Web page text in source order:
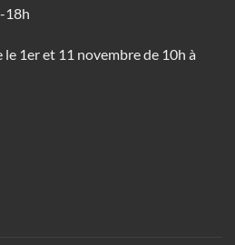
18h
1er et 11 novembre de 10h à